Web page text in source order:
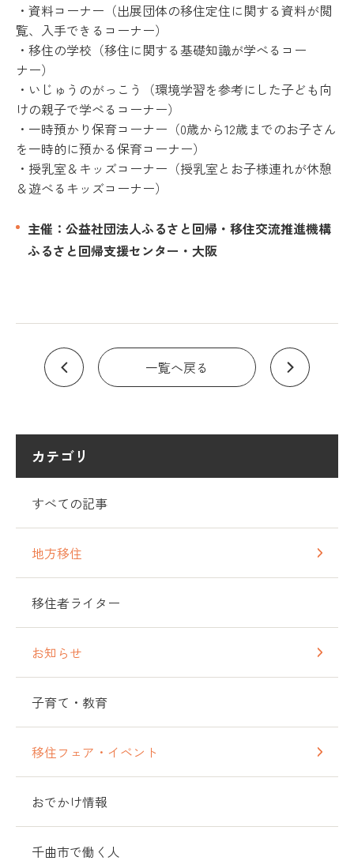
・資料コーナー（出展団体の移住定住に関する資料が閲
覧、入手できるコーナー）
・移住の学校（移住に関する基礎知識が学べるコー
ナー）
・いじゅうのがっこう（環境学習を参考にした子ども向
けの親子で学べるコーナー）
・一時預かり保育コーナー（0歳から12歳までのお子さん
を一時的に預かる保育コーナー）
・授乳室＆キッズコーナー（授乳室とお子様連れが休憩
＆遊べるキッズコーナー）
主催：公益社団法人ふるさと回帰・移住交流推進機構
ふるさと回帰支援センター・大阪
一覧へ戻る
カテゴリ
すべての記事
地方移住
移住者ライター
お知らせ
子育て・教育
移住フェア・イベント
おでかけ情報
千曲市で働く人